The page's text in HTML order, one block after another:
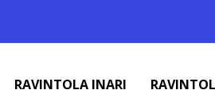
RAVINTOLA INARI